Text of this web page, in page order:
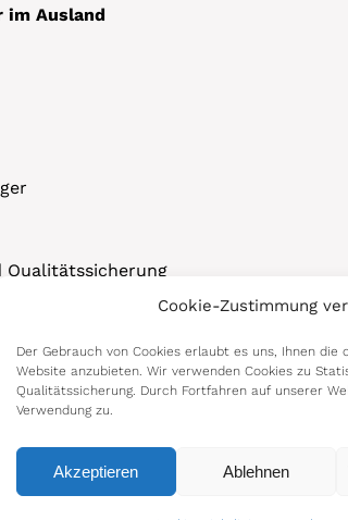
Cookie-Zustimmung
Der Gebrauch von Cookies erlaubt es uns, Ihnen die
Website anzubieten. Wir verwenden Cookies zu
Qualitätssicherung. Durch Fortfahren auf unserer
Verwendung zu.
Akzeptieren Ablehnen
im Ausland